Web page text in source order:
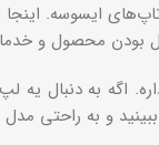
ایسوسه.
بودن محصول و
اگه به دنبال یه
و به راحتی